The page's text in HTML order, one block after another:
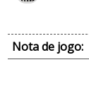
Nota de jogo: